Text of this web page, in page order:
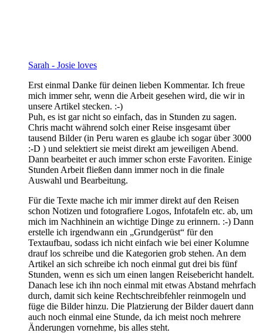
Sarah - Josie loves
Erst einmal Danke für deinen lieben Kommentar. Ich freue
mich immer sehr, wenn die Arbeit gesehen wird, die wir in
unsere Artikel stecken. :-)
Puh, es ist gar nicht so einfach, das in Stunden zu sagen.
Chris macht während solch einer Reise insgesamt über
tausend Bilder (in Peru waren es glaube ich sogar über 3000
:-D ) und selektiert sie meist direkt am jeweiligen Abend.
Dann bearbeitet er auch immer schon erste Favoriten. Einige
Stunden Arbeit fließen dann immer noch in die finale
Auswahl und Bearbeitung.
Für die Texte mache ich mir immer direkt auf den Reisen
schon Notizen und fotografiere Logos, Infotafeln etc. ab, um
mich im Nachhinein an wichtige Dinge zu erinnern. :-) Dann
erstelle ich irgendwann ein „Grundgerüst“ für den
Textaufbau, sodass ich nicht einfach wie bei einer Kolumne
drauf los schreibe und die Kategorien grob stehen. An dem
Artikel an sich schreibe ich noch einmal gut drei bis fünf
Stunden, wenn es sich um einen langen Reisebericht handelt.
Danach lese ich ihn noch einmal mit etwas Abstand mehrfach
durch, damit sich keine Rechtschreibfehler reinmogeln und
füge die Bilder hinzu. Die Platzierung der Bilder dauert dann
auch noch einmal eine Stunde, da ich meist noch mehrere
Änderungen vornehme, bis alles steht.